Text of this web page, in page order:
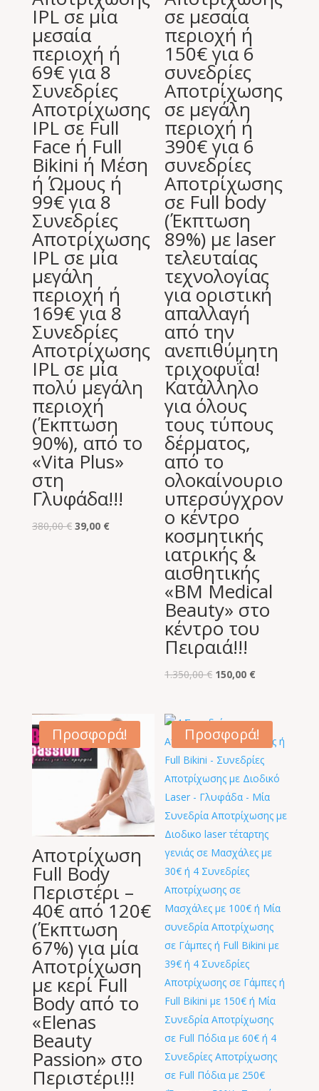
IPL σε μία
μεσαία
περιοχή ή
69€ για 8
Συνεδρίες
Αποτρίχωσης
IPL σε Full
Face ή Full
Bikini ή Μέση
ή Ώμους ή
99€ για 8
Συνεδρίες
Αποτρίχωσης
IPL σε μία
μεγάλη
περιοχή ή
169€ για 8
Συνεδρίες
Αποτρίχωσης
IPL σε μία
πολύ μεγάλη
περιοχή
(Έκπτωση
90%), από το
«Vita Plus»
στη
Γλυφάδα!!!
380,00€ Original
39,00 €Η
σε μεσαία
περιοχή ή
150€ για 6
συνεδρίες
Aποτρίχωσης
σε μεγάλη
περιοχή ή
390€ για 6
συνεδρίες
Aποτρίχωσης
σε Full body
(Έκπτωση
89%) με laser
τελευταίας
τεχνολογίας
για οριστική
απαλλαγή
από την
ανεπιθύμητη
τριχοφυΐα!
Κατάλληλο
για όλους
τους τύπους
δέρματος,
από το
ολοκαίνουριο
υπερσύγχρον
ο κέντρο
κοσμητικής
ιατρικής &
αισθητικής
«BM Medical
Beauty» στο
κέντρο του
Πειραιά!!!
1.350,00€ Original
1.350,00 €.
150,00 €
είναι:
150,00 €.
Προσφορά!
Αποτρίχωση
Full Body
Περιστέρι –
40€ από 120€
(Έκπτωση
67%) για μία
Αποτρίχωση
με κερί Full
Body από το
«Elenas
Beauty
Passion» στο
Περιστέρι!!!
Προσφορά!